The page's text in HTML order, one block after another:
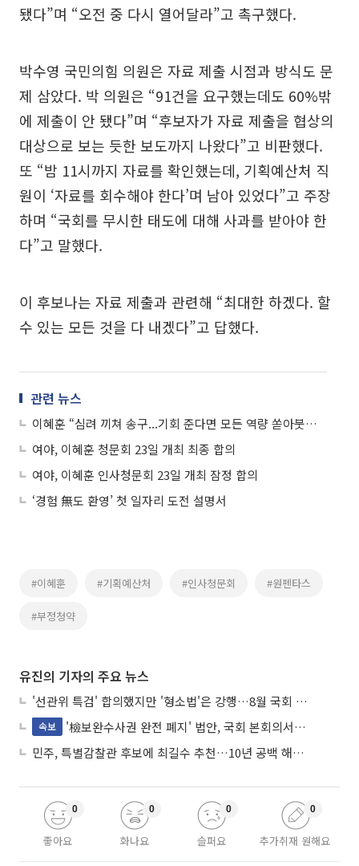
됐다”며 “오전 중 다시 열어달라”고 촉구했다.
박수영 국민의힘 의원은 자료 제출 시점과 방식도 문
제 삼았다. 박 의원은 “91건을 요구했는데도 60%밖
에 제출이 안 됐다”며 “후보자가 자료 제출을 협상의
대상으로 보는 듯한 보도까지 나왔다”고 비판했다.
또 “밤 11시까지 자료를 확인했는데, 기획예산처 직
원이 ‘자료를 회수해야 한다’며 남아 있었다”고 주장
하며 “국회를 무시한 태도에 대해 사과를 받아야 한
다”고 말했다.
이 후보나는 자료 제출과 관련해 “최대한 하겠다. 할
수 있는 모든 것을 다 내겠다”고 답했다.
관련 뉴스
이혜훈 “심려 끼쳐 송구...기회 준다면 모든 역량 쏟아붓겠다”
여야, 이혜훈 청문회 23일 개최 최종 합의
여야, 이혜훈 인사청문회 23일 개최 잠정 합의
‘경험 無도 환영’ 첫 일자리 도전 설명서
#이혜훈 #기획예산처 #인사청문회 #원펜타스
#부정청약
유진의 기자의 주요 뉴스
'선관위 특검' 합의했지만 '형소법'은 강행…8월 국회 '입법 2차전' 예고
속보
'檢보완수사권 완전 폐지' 법안, 국회 본회의서 민주당 주도 통과
민주, 특별감찰관 후보에 최길수 추천…10년 공백 해소 속도
좋아요
0
화나요
0
슬퍼요
0
추가취재 원해요
0